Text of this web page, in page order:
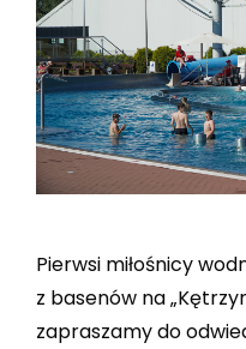
Pierwsi miłośnicy
z basenów na
zapraszamy do